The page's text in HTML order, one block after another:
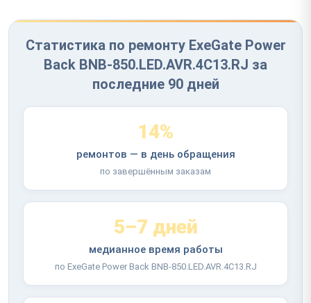
Статистика по ремонту ExeGate Power
Back BNB-850.LED.AVR.4C13.RJ за
последние 90 дней
14%
ремонтов — в день обращения
по завершённым заказам
5–7 дней
медианное время работы
по ExeGate Power Back BNB-850.LED.AVR.4C13.RJ